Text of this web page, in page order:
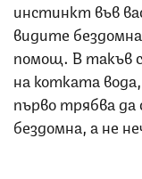
инстинкт във
видите
помощ. В такъв
на котката
първо трябва
бездомна, а не